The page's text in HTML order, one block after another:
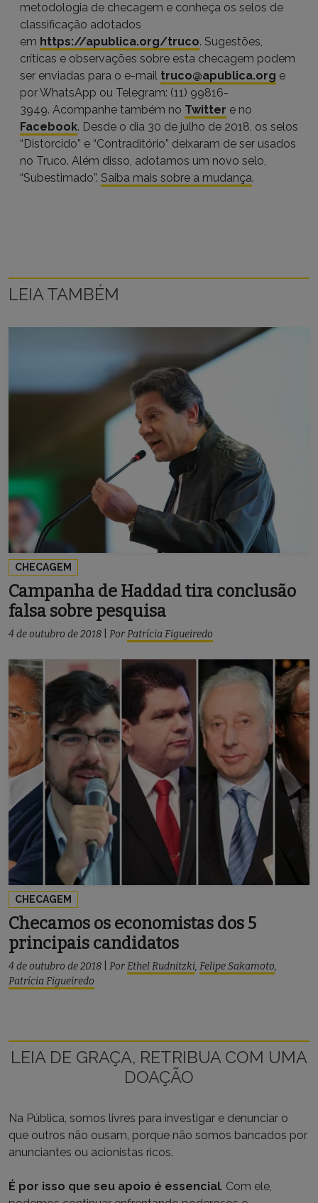
metodologia de checagem e conheça os selos de
classificação adotados
em https://apublica.org/truco. Sugestões,
críticas e observações sobre esta checagem podem
ser enviadas para o e-mail truco@apublica.org e
por WhatsApp ou Telegram: (11) 99816-
3949. Acompanhe também no Twitter e no
Facebook. Desde o dia 30 de julho de 2018, os selos
“Distorcido” e “Contraditório” deixaram de ser usados
no Truco. Além disso, adotamos um novo selo,
“Subestimado”. Saiba mais sobre a mudança.
LEIA TAMBÉM
CHECAGEM
Campanha de Haddad tira conclusão
falsa sobre pesquisa
4 de outubro de 2018 PorPatrícia Figueiredo
CHECAGEM
Checamos os economistas dos 5
principais candidatos
4 de outubro de 2018 PorEthel Rudnitzki, Felipe Sakamoto,
Patrícia Figueiredo
LEIA DE GRAÇA, RETRIBUA COM UMA
DOAÇÃO
Na Pública, somos livres para investigar e denunciar o
que outros não ousam, porque não somos bancados por
anunciantes ou acionistas ricos.
É por isso que seu apoio é essencial. Com ele,